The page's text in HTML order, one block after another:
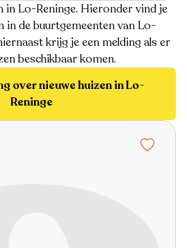
in Lo-Reninge. Hieronder vind je
in de buurtgemeenten van Lo-
krijg je een melding als er
beschikbaar komen.
over nieuwe huizen in Lo-
Reninge